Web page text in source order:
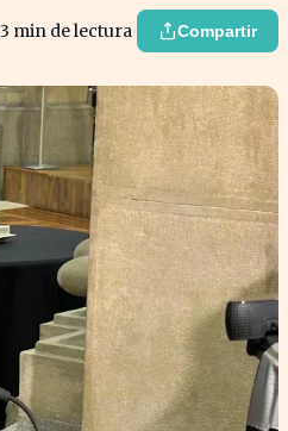
3 min de lectura Compartir